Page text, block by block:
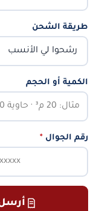
طريقة الشحن
الكمية أو الحجم
رقم الجوال *